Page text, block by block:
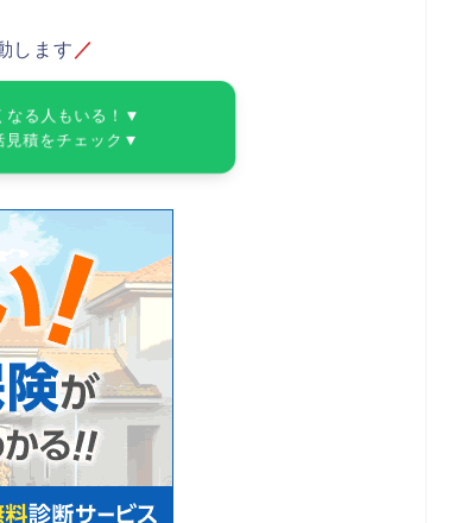
します ／
なる人もいる！▼
見積をチェック▼